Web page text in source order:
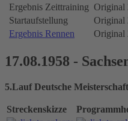
Ergebnis Zeittraining Original
Startaufstellung
Original
Ergebnis Rennen
Original
17.08.1958 -
5.Lauf Deutsche
Streckenskizze